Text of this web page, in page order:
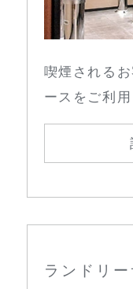
喫煙される
ースをご利用
ランドリー